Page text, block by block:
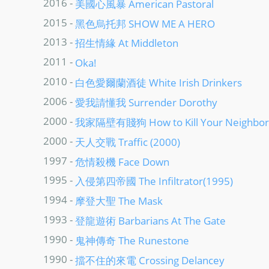
美國心風暴 American Pastoral
2015 -黑色烏托邦 SHOW ME A HERO
2013 -招生情緣 At Middleton
2011 - Oka!
2010 - 白色愛爾蘭酒徒 White Irish Drinkers
2006 -愛我請懂我 Surrender Dorothy
2000 -我家隔壁有賤狗 How to Kill Your
2000 - 天人交戰 Traffic (2000)
1997 -危情殺機 Face Down
1995 - 入侵第四帝國 The Infiltrator(1995)
1994 - 摩登大聖 The Mask
1993 -登龍遊術 Barbarians At The Gate
1990 - 鬼神傳奇 The Runestone
1990 -擋不住的來電 Crossing Delancey